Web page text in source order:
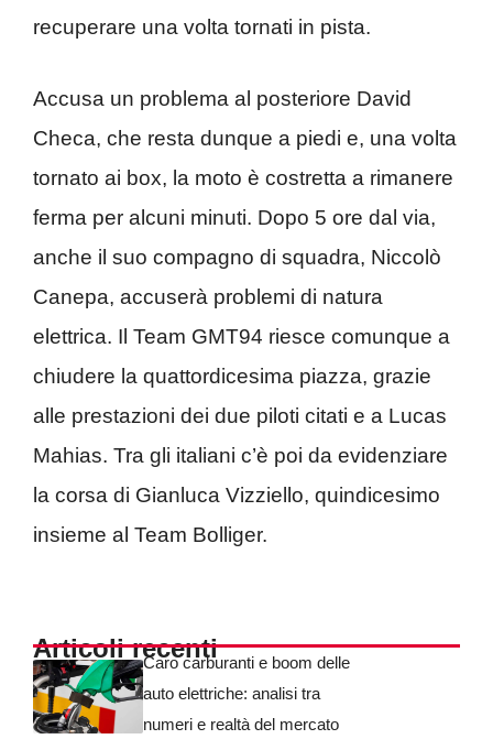
recuperare una volta tornati in pista.
Accusa un problema al posteriore David
Checa, che resta dunque a piedi e, una volta
tornato ai box, la moto è costretta a rimanere
ferma per alcuni minuti. Dopo 5 ore dal via,
anche il suo compagno di squadra, Niccolò
Canepa, accuserà problemi di natura
elettrica. Il Team GMT94 riesce comunque a
chiudere la quattordicesima piazza, grazie
alle prestazioni dei due piloti citati e a Lucas
Mahias. Tra gli italiani c’è poi da evidenziare
la corsa di Gianluca Vizziello, quindicesimo
insieme al Team Bolliger.
Articoli recentiCaro carburanti e boom delle
auto elettriche: analisi tra
numeri e realtà del mercato